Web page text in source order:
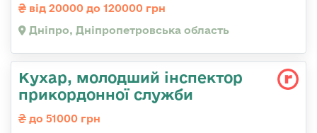
від 20000 до 120000 грн
Дніпро, Дніпропетровська область
Кухар, молодший інспектор
прикордонної служби
до 51000 грн